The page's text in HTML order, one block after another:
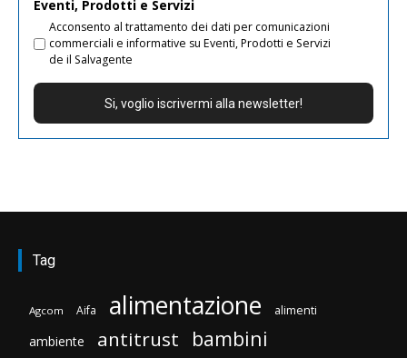
Eventi, Prodotti e Servizi
Acconsento al trattamento dei dati per comunicazioni
commerciali e informative su Eventi, Prodotti e Servizi
de il Salvagente
Tag
Agcom Aifa alimentazione alimenti
ambiente antitrust bambini